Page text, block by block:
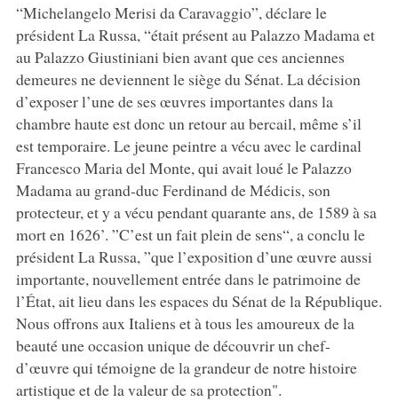
“Michelangelo Merisi da Caravaggio”, déclare le
président La Russa, “était présent au Palazzo Madama et
au Palazzo Giustiniani bien avant que ces anciennes
demeures ne deviennent le siège du Sénat. La décision
d’exposer l’une de ses œuvres importantes dans la
chambre haute est donc un retour au bercail, même s’il
est temporaire. Le jeune peintre a vécu avec le cardinal
Francesco Maria del Monte, qui avait loué le Palazzo
Madama au grand-duc Ferdinand de Médicis, son
protecteur, et y a vécu pendant quarante ans, de 1589 à sa
mort en 1626’. ”C’est un fait plein de sens“, a conclu le
président La Russa, ”que l’exposition d’une œuvre aussi
importante, nouvellement entrée dans le patrimoine de
l’État, ait lieu dans les espaces du Sénat de la République.
Nous offrons aux Italiens et à tous les amoureux de la
beauté une occasion unique de découvrir un chef-
d’œuvre qui témoigne de la grandeur de notre histoire
artistique et de la valeur de sa protection".